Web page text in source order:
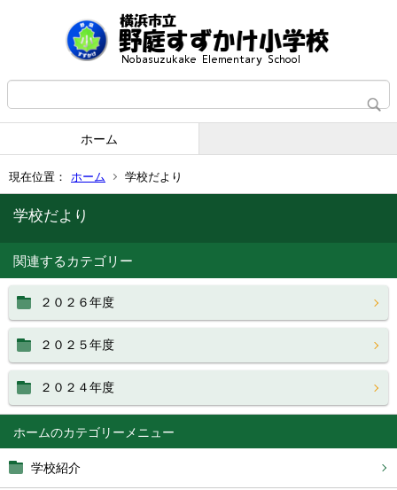
ホーム
現在位置： ホーム 学校だより
ホーム
学校紹介
学校だより
関連するカテゴリー
２０２６年度
２０２５年度
２０２４年度